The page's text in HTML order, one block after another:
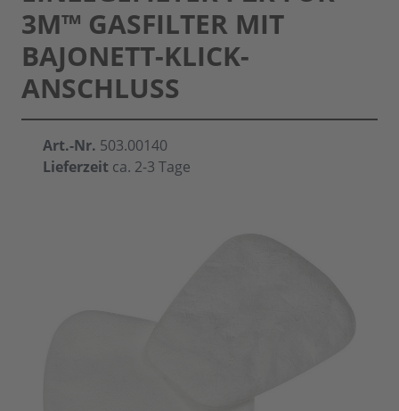
3M™ GASFILTER MIT
BAJONETT-KLICK-
ANSCHLUSS
Art.-Nr. 503.00140
Lieferzeit ca. 2-3 Tage